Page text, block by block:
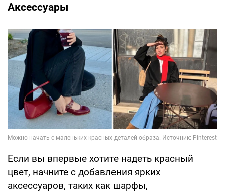
Аксессуары
Если вы впервые хотите надеть красный
цвет, начните с добавления ярких
аксессуаров, таких как шарфы,